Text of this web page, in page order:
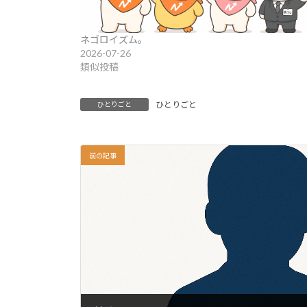
ネゴロイズム。
2026-07-26
類似投稿
ひとりごと ひとりごと
前の記事